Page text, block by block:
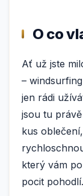
O co
Ať už jste
–
jen rádi
jsou tu
kus
který vám
pocit pohodlí.